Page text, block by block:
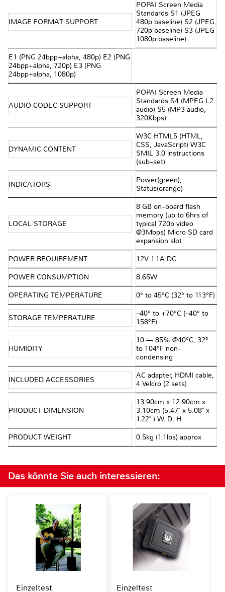
IMAGE FORMAT SUPPORT
POPAI Screen Media
Standards S1 (JPEG
480p baseline) S2 (JPEG
720p baseline) S3 (JPEG
1080p baseline)
E1 (PNG 24bpp+alpha, 480p) E2 (PNG
24bpp+alpha, 720p) E3 (PNG
24bpp+alpha, 1080p)
AUDIO CODEC SUPPORT
POPAI Screen Media
Standards S4 (MPEG L2
audio) S5 (MP3 audio,
320Kbps)
DYNAMIC CONTENT
W3C HTML5 (HTML,
CSS, JavaScript) W3C
SMIL 3.0 instructions
(sub–set)
INDICATORS
Power(green),
Status(orange)
LOCAL STORAGE
8 GB on–board flash
memory (up to 6hrs of
typical 720p video
@3Mbps) Micro SD card
expansion slot
POWER REQUIREMENT 12V 1.1A DC
POWER CONSUMPTION 8.65W
OPERATING TEMPERATURE 0° to 45°C (32° to 113°F)
STORAGE TEMPERATURE
–40° to +70°C (–40° to
158°F)
HUMIDITY
10 — 85% @40°C, 32°
to 104°F non–
condensing
INCLUDED ACCESSORIES
AC adapter, HDMI cable,
4 Velcro (2 sets)
PRODUCT DIMENSION
13.90cm x 12.90cm x
3.10cm (5.47" x 5.08" x
1.22" ) W, D, H
PRODUCT WEIGHT 0.5kg (1.1lbs) approx
Das könnte Sie auch interessieren:
Einzeltest Einzeltest